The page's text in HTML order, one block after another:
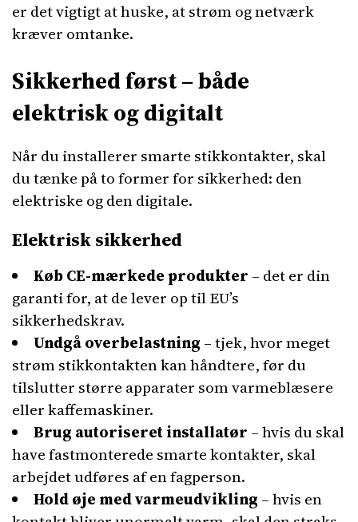
er det vigtigt at huske, at strøm og netværk
kræver omtanke.
Sikkerhed først – både
elektrisk og digitalt
Når du installerer smarte stikkontakter, skal
du tænke på to former for sikkerhed: den
elektriske og den digitale.
Elektrisk sikkerhed
Køb CE-mærkede produkter – det er din
garanti for, at de lever op til EU’s
sikkerhedskrav.
Undgå overbelastning – tjek, hvor meget
strøm stikkontakten kan håndtere, før du
tilslutter større apparater som varmeblæsere
eller kaffemaskiner.
Brug autoriseret installatør – hvis du skal
have fastmonterede smarte kontakter, skal
arbejdet udføres af en fagperson.
Hold øje med varmeudvikling – hvis en